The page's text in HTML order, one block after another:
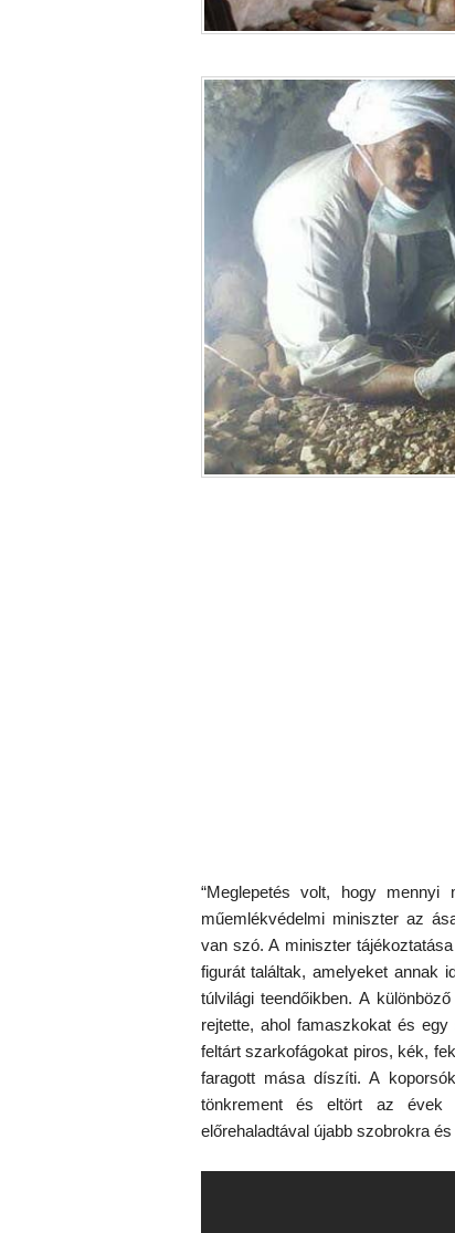
“Meglepetés volt, hogy
műemlékvédelmi miniszter az
van szó. A miniszter
figurát találtak, amelyeket annak
túlvilági teendőikben. A
rejtette, ahol famaszkokat és
feltárt szarkofágokat piros, kék,
faragott mása díszíti. A
tönkrement és eltört az évek
előrehaladtával újabb szobrokra